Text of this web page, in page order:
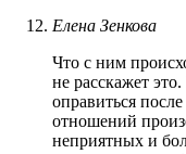
Елена Зенкова
Что с ним
не расскажет
оправиться
отношений
неприятных и